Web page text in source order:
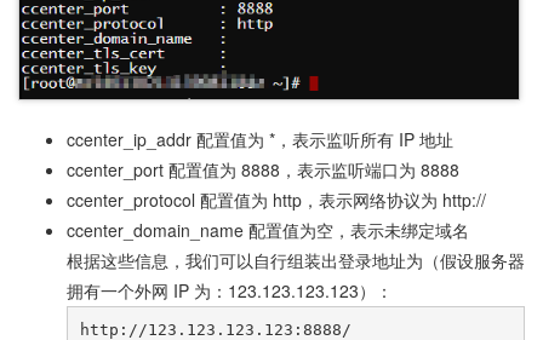
ccenter_ip_addr 配置值为 *，表示监听所有 IP 地址
ccenter_port 配置值为 8888，表示监听端口为 8888
ccenter_protocol 配置值为 http，表示网络协议为 http://
ccenter_domain_name 配置值为空，表示未绑定域名
根据这些信息，我们可以自行组装出登录地址为（假设服务器
拥有一个外网 IP 为：123.123.123.123）：